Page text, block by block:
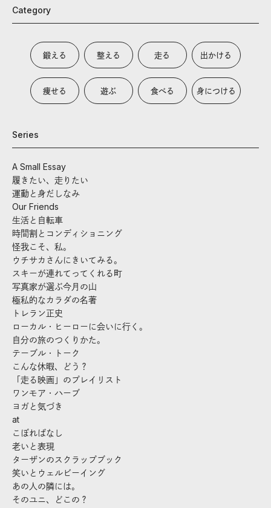
Category
鍛える 整える 走る 出かける
痩せる 遊ぶ 食べる 身につける
Series
A Small Essay
履きたい、走りたい
運動と身だしなみ
Our Friends
生活と自転車
時間割とコンディショニング
怪我こそ、私。
ウチサカさんにきいてみる。
スキーが連れてってくれる町
写真家が選ぶ今月の山
極私的なカラダの名著
トレラン正史
ローカル・ヒーローに会いに行く。
自分の旅のつくりかた。
テーブル・トーク
こんな休暇、どう？
「走る映画」のプレイリスト
ワンモア・ハーブ
ヨガと気づき
at
こぼればなし
老いと表現
ターザンのスクラップブック
笑いとウェルビーイング
あの人の隣には。
そのユニ、どこの？